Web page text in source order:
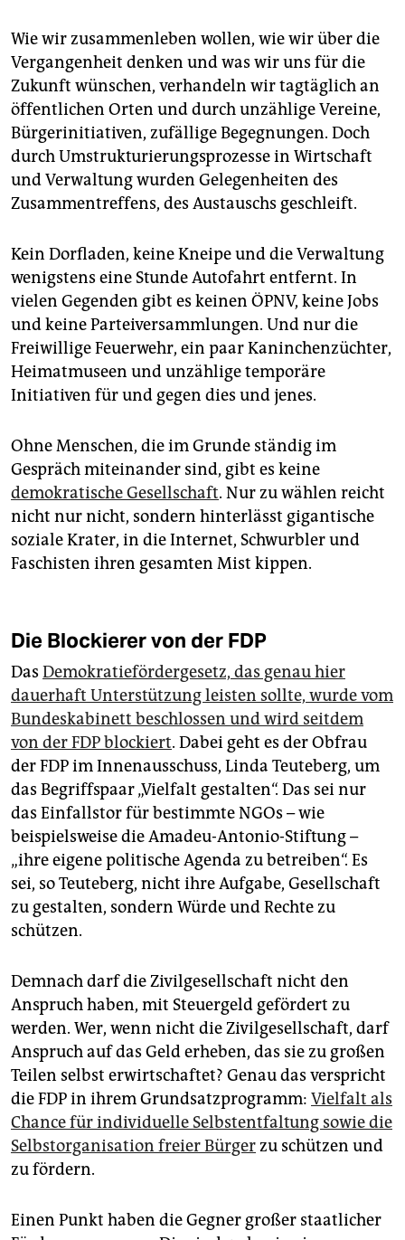
Wie wir zusammenleben wollen, wie wir über die
Vergangenheit denken und was wir uns für die
Zukunft wünschen, verhandeln wir tagtäglich an
öffentlichen Orten und durch unzählige Vereine,
Bürgerinitiativen, zufällige Begegnungen. Doch
durch Umstrukturierungsprozesse in Wirtschaft
und Verwaltung wurden Gelegenheiten des
Zusammentreffens, des Austauschs geschleift.
Kein Dorfladen, keine Kneipe und die Verwaltung
wenigstens eine Stunde Autofahrt entfernt. In
vielen Gegenden gibt es keinen ÖPNV, keine Jobs
und keine Parteiversammlungen. Und nur die
Freiwillige Feuerwehr, ein paar Kaninchenzüchter,
Heimatmuseen und unzählige temporäre
Initiativen für und gegen dies und jenes.
Ohne Menschen, die im Grunde ständig im
Gespräch miteinander sind, gibt es keine
demokratische Gesellschaft. Nur zu wählen reicht
nicht nur nicht, sondern hinterlässt gigantische
soziale Krater, in die Internet, Schwurbler und
Faschisten ihren gesamten Mist kippen.
Die Blockierer von der FDP
Das Demokratiefördergesetz, das genau hier
dauerhaft Unterstützung leisten sollte, wurde vom
Bundeskabinett beschlossen und wird seitdem
von der FDP blockiert. Dabei geht es der Obfrau
der FDP im Innenausschuss, Linda Teuteberg, um
das Begriffspaar „Vielfalt gestalten“. Das sei nur
das Einfallstor für bestimmte NGOs – wie
beispielsweise die Amadeu-Antonio-Stiftung –
„ihre eigene politische Agenda zu betreiben“. Es
sei, so Teuteberg, nicht ihre Aufgabe, Gesellschaft
zu gestalten, sondern Würde und Rechte zu
schützen.
Demnach darf die Zivilgesellschaft nicht den
Anspruch haben, mit Steuergeld gefördert zu
werden. Wer, wenn nicht die Zivilgesellschaft, darf
Anspruch auf das Geld erheben, das sie zu großen
Teilen selbst erwirtschaftet? Genau das verspricht
die FDP in ihrem Grundsatzprogramm: Vielfalt als
Chance für individuelle Selbstentfaltung sowie die
Selbstorganisation freier Bürgerzu schützen und
zu fördern.
Einen Punkt haben die Gegner großer staatlicher